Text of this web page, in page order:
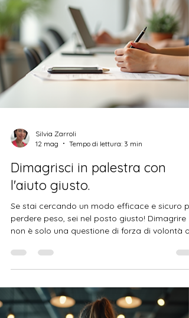
sudore e sorrisi! Perché scegliere
Cycling&Fitness a Roma? Roma non è solo
Silvia Zarroli
Dimagrisci in palestra con
non è solo una questione di forza di volontà o
diete drastiche. Spesso, il segreto sta nel
ricevere il giusto supporto professionale. Ecco